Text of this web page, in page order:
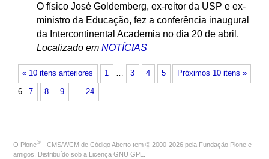
O físico José Goldemberg, ex-reitor da USP e ex-
ministro da Educação, fez a conferência inaugural
da Intercontinental Academia no dia 20 de abril.
Localizado em NOTÍCIAS
« 10 itens anteriores Próximos 10 itens »
1 … 3 4 5
6 7 8 9 … 24
O Plone® - CMS/WCM de Código Aberto tem © 2000-2026 pela Fundação Plone e
amigos. Distribuído sob a Licença GNU GPL